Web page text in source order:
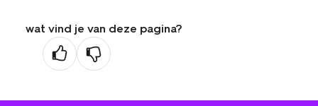
wat vind je van deze pagina?